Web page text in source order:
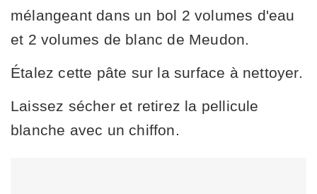
mélangeant dans un bol 2 volumes d'eau
et 2 volumes de blanc de Meudon.
Étalez cette pâte sur la surface à nettoyer.
Laissez sécher et retirez la pellicule
blanche avec un chiffon.